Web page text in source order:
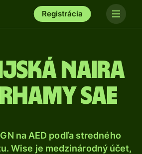
Registrácia
naira
SAE
na AED podľa stredného
Wise je medzinárodný účet,